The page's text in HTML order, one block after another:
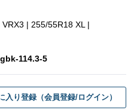
| 255/55R18 XL |
114.3-5
入り登録（会員登録/ログイン）